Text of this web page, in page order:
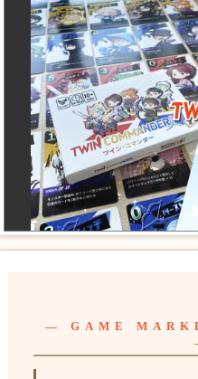
— GAME